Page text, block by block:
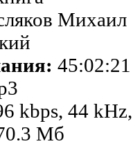
Михаил
45:02:21
kbps, 44
Мб